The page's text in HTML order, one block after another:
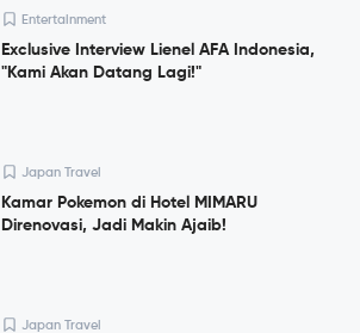
Entertainment
Exclusive Interview Lienel AFA Indonesia,
"Kami Akan Datang Lagi!"
Japan Travel
Kamar Pokemon di Hotel MIMARU
Direnovasi, Jadi Makin Ajaib!
Japan Travel